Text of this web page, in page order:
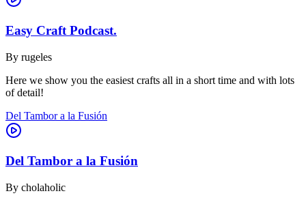
Easy Craft Podcast.
By rugeles
Here we show you the easiest crafts all in a short time and with lots
of detail!
Del Tambor a la Fusión
Del Tambor a la Fusión
By cholaholic